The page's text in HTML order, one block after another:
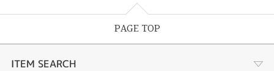
PAGE TOP
ITEM SEARCH